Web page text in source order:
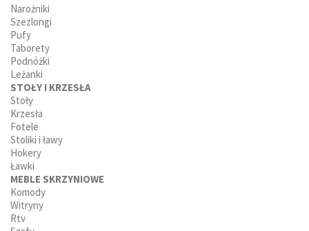
Narożniki
Szezlongi
Pufy
Taborety
Podnóżki
Leżanki
STOŁY I KRZESŁA
Stoły
Krzesła
Fotele
Stoliki i ławy
Hokery
Ławki
MEBLE SKRZYNIOWE
Komody
Witryny
Rtv